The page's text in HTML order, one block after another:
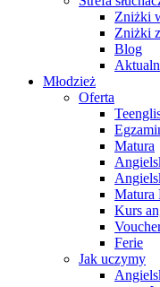
Zniżki
Zniżki
Blog
Młodzież
Oferta
Matura
Matura
Kurs
Ferie
Jak uczymy